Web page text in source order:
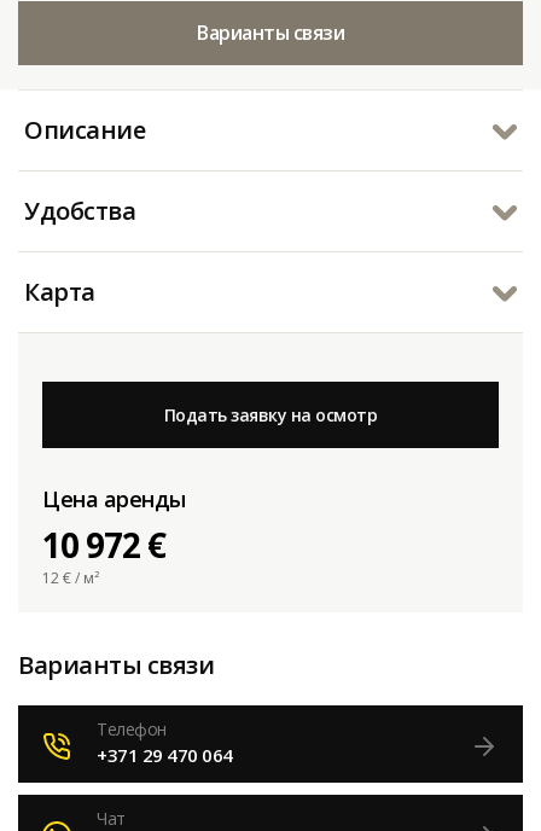
Варианты связи
Описание
Удобства
Карта
Подать заявку на осмотр
Цена аренды
10 972 €
12€ / м²
Варианты связи
Телефон
+371 29 470 064
Чат